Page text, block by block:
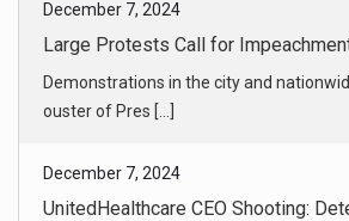
December 7, 2024
UnitedHealthcare CEO Shooting:
Cameras are everywhere in Manhattan
lead investigators [...]
December 7, 2024
The Police Offer a Detailed Timeline